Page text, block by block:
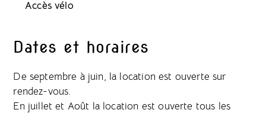
Accès vélo
Dates et horaires
De septembre à juin, la location est ouverte sur
rendez-vous.
En juillet et Août la location est ouverte tous les